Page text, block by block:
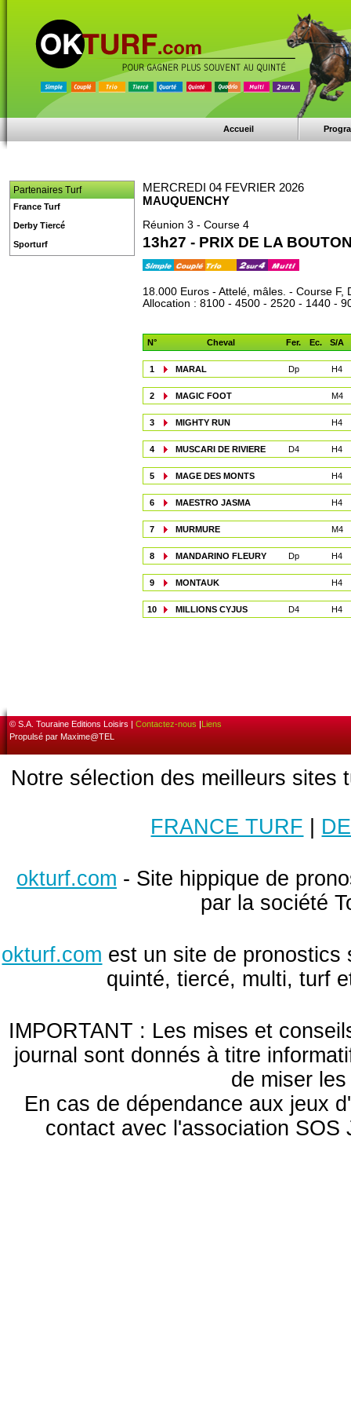
Accueil
MERCREDI 04 FEVRIER 2026
MAUQUENCHY
Réunion 3 - Course 4
13h27 - PRIX DE LA
18.000 Euros - Attelé, mâles. - Course
Allocation : 8100 - 4500 - 2520 - 1440 -
N° Cheval Fer. Ec. S/A
1 MARAL Dp H4
2 MAGIC FOOT M4
3 MIGHTY RUN H4
4 MUSCARI DE RIVIERE D4 H4
5 MAGE DES MONTS H4
6 MAESTRO JASMA H4
7 MURMURE M4
8 MANDARINO FLEURY Dp H4
9 MONTAUK H4
10 MILLIONS CYJUS D4 H4
Partenaires Turf
France Turf
Derby Tiercé
Sporturf
© S.A. Touraine Editions Loisirs | Contactez-nous |Liens
Propulsé par Maxime@TEL
Notre sélection des meilleurs sites
FRANCE TURF
okturf.com - Site hippique de
par la société
okturf.com est un site de pronostics
quinté, tiercé, multi, turf
IMPORTANT : Les mises et
journal sont donnés à titre
de miser
En cas de dépendance aux jeux
contact avec l'association